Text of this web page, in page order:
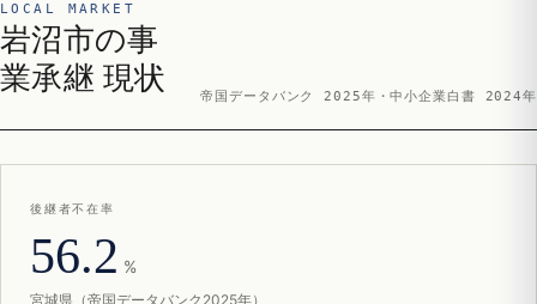
LOCAL MARKET
岩沼市の事
業承継 現状
帝国データバンク 2025年・中小企業白書 2024年
後継者不在率
56.2 %
宮城県（帝国データバンク2025年）